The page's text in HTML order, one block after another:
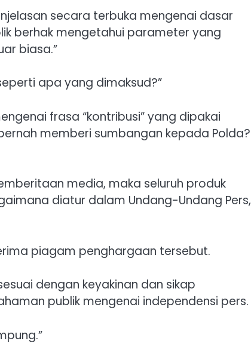
secara terbuka mengenai dasar
berhak mengetahui parameter yang
biasa.”
apa yang dimaksud?”
frasa “kontribusi” yang dipakai
memberi sumbangan kepada Polda?
media, maka seluruh produk
diatur dalam Undang-Undang Pers,
piagam penghargaan tersebut.
dengan keyakinan dan sikap
publik mengenai independensi pers.